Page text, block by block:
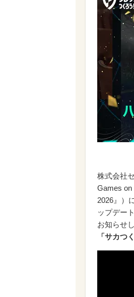
株式会社
Games on
2026』）
ップデー
お知らせ
「サカつ